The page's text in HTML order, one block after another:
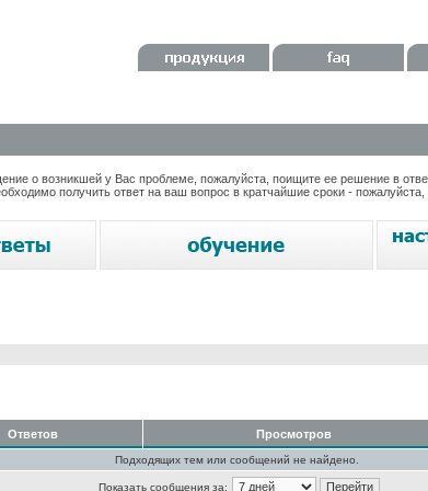
о возникшей у Вас проблеме, пожалуйста, поищите ее решение в
получить ответ на ваш вопрос в кратчайшие сроки -
Ответов Просмотров
Подходящих тем или сообщений не найдено.
Показать сообщения за: